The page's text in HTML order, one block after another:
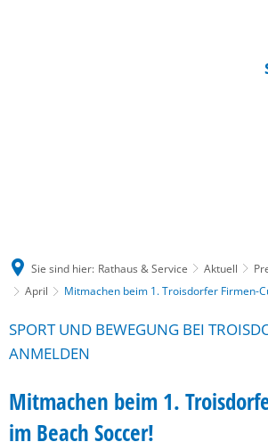
Sie sind hier: Rathaus & Service Aktuell
April
Mitmachen beim 1. Troisdorfer Firmen-
SPORT UND BEWEGUNG BEI
ANMELDEN
Mitmachen beim 1.
im Beach Soccer!